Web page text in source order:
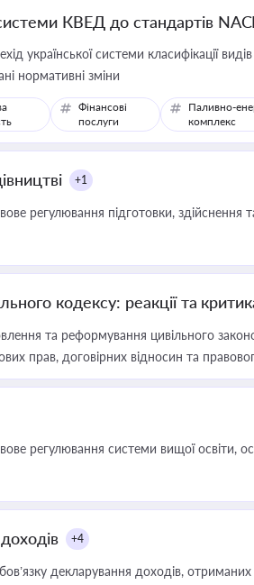
КВЕД до стандартів
української системи класифікації
нормативні зміни
Фінансові
послуги
Паливно-
комплекс
+1
регулювання підготовки, здійснення
кодексу: реакції та
та реформування цивільного
прав, договірних відносин та
регулювання системи вищої освіти,
+4
декларування доходів,